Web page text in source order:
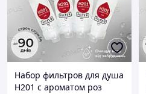
Набор фильтров для душа
H201 с ароматом роз